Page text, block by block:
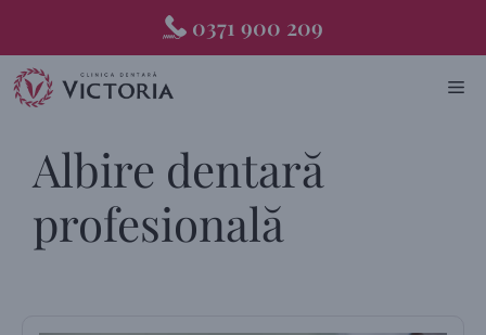
content
0371 900 209
Albire dentară
profesională